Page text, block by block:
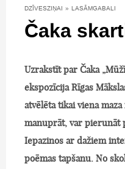
DZĪVESZIŅAI » LASĀMGABALI
Čaka
Uzrakstīt par Čaka
ekspozīcija Rīgas
atvēlēta tikai viena
manuprāt, var pierunāt
Iepazinos ar dažiem
poēmas tapšanu. No